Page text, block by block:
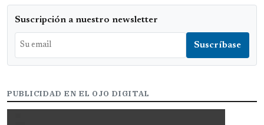
Suscripción a nuestro newsletter
PUBLICIDAD EN EL OJO DIGITAL